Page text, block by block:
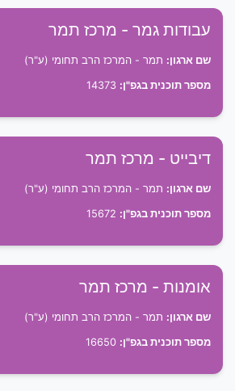
עבודות גמר - מרכז תמר
שם ארגון: תמר - המרכז הרב תחומי (ע"ר)
מספר תוכנית בגפ"ן:
דיבייט - מרכז תמר
שם ארגון: תמר - המרכז הרב תחומי (ע"ר)
מספר תוכנית בגפ"ן:
אומנות - מרכז תמר
שם ארגון: תמר - המרכז הרב תחומי (ע"ר)
מספר תוכנית בגפ"ן: